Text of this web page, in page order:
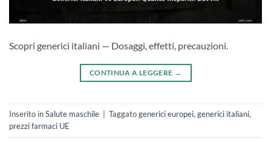
Scopri generici italiani — Dosaggi, effetti, precauzioni.
CONTINUA A LEGGERE →
Inserito inSalute maschile Taggatogenerici europei, generici italiani,
prezzi farmaci UE